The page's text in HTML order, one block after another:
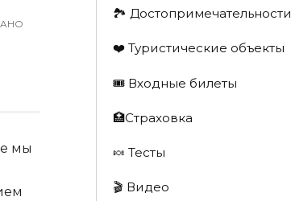
мы
🏞️ Достопримечательности
❤️ Туристические объекты
🎟️ Входные билеты
🏥Страховка
🍬 Тесты
🎬 Видео